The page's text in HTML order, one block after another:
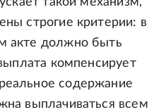
строгие критерии: в
акте должно быть
компенсирует
содержание
выплачиваться всем